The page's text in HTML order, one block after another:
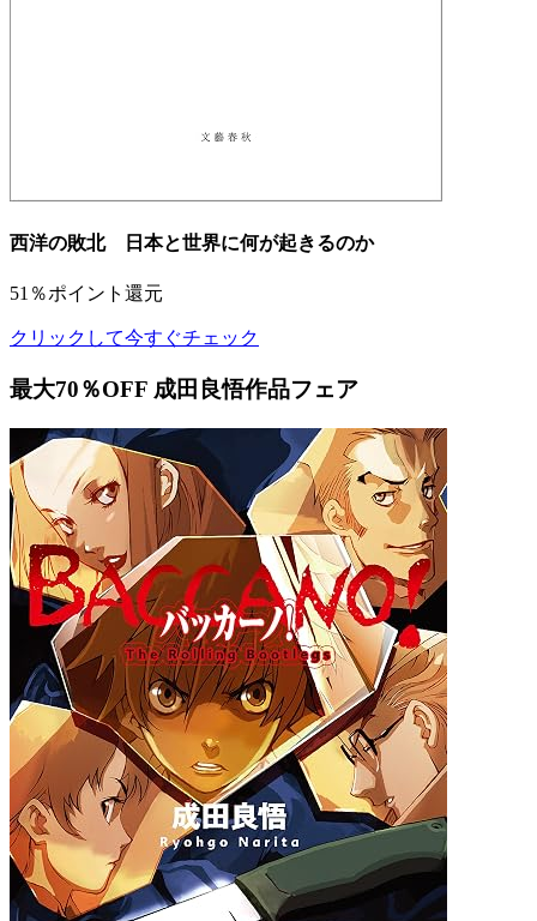
西洋の敗北 日本と世界に何が起きるのか
51％ポイント還元
クリックして今すぐチェック
最大70％OFF 成田良悟作品フェア